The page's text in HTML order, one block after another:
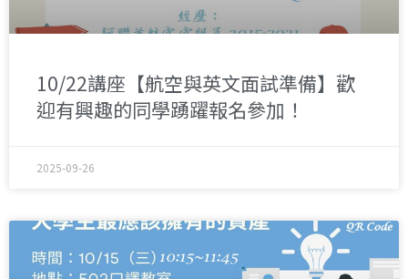
10/22講座【航空與英文面試準備】歡
迎有興趣的同學踴躍報名參加！
2025-09-26